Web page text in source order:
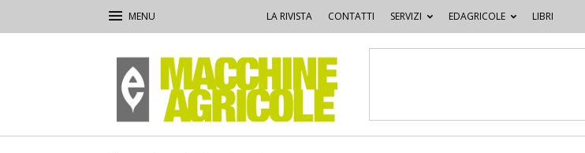
LA RIVISTA CONTATTI SERVIZI EDAGRICOLE LIBRI
Macchine
Agricole